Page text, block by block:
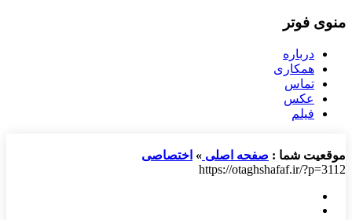
منوی فوتر
درباره
همکاری
تماس
عکس
فیلم
موقعیت شما : صفحه اصلی » اختصاصی
https://otaghshafaf.ir/?p=3112